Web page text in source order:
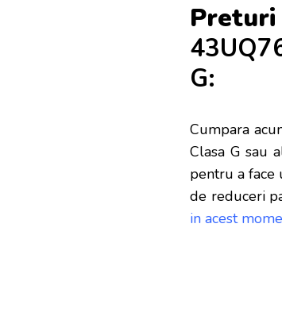
G:
Cumpara
Clasa G sau
pentru a face
de reduceri
in acest